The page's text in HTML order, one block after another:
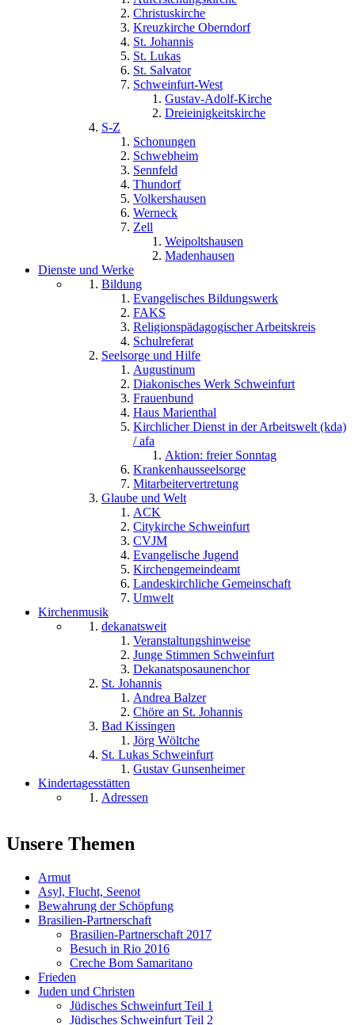
Christuskirche
Kreuzkirche Oberndorf
St. Johannis
St. Lukas
St. Salvator
Schweinfurt-West
Gustav-Adolf-Kirche
Dreieinigkeitskirche
S-Z
Schonungen
Schwebheim
Sennfeld
Thundorf
Volkershausen
Werneck
Zell
Weipoltshausen
Madenhausen
Dienste und Werke
Bildung
Evangelisches Bildungswerk
FAKS
Religionspädagogischer Arbeitskreis
Schulreferat
Seelsorge und Hilfe
Augustinum
Diakonisches Werk Schweinfurt
Frauenbund
Haus Marienthal
Kirchlicher Dienst in der Arbeitswelt (kda)
/ afa
Aktion: freier Sonntag
Krankenhausseelsorge
Mitarbeitervertretung
Glaube und Welt
ACK
Citykirche Schweinfurt
CVJM
Evangelische Jugend
Kirchengemeindeamt
Landeskirchliche Gemeinschaft
Umwelt
Kirchenmusik
dekanatsweit
Veranstaltungshinweise
Junge Stimmen Schweinfurt
Dekanatsposaunenchor
St. Johannis
Andrea Balzer
Chöre an St. Johannis
Bad Kissingen
Jörg Wöltche
St. Lukas Schweinfurt
Gustav Gunsenheimer
Kindertagesstätten
Adressen
Unsere Themen
Armut
Asyl, Flucht, Seenot
Bewahrung der Schöpfung
Brasilien-Partnerschaft
Brasilien-Partnerschaft 2017
Besuch in Rio 2016
Creche Bom Samaritano
Frieden
Juden und Christen
Jüdisches Schweinfurt Teil 1
Jüdisches Schweinfurt Teil 2